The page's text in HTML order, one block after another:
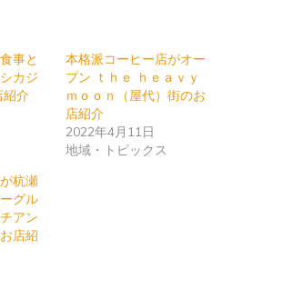
事と
カジ
介
本格派コーヒー店がオー
プン ｔｈｅ ｈｅａｖｙ
ｍｏｏｎ（屋代）街のお
店紹介
2022年4月11日
地域・トピックス
杭瀬
グル
アン
店紹